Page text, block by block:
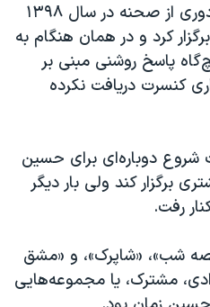
این خواننده پس از سال‌ها دوری از صحنه در سال ۱۳۹۸
کرد و در همان هنگام به
پاسخ روشنی مبنی بر
کنسرت دریافت نکرده
شروع دوباره‌ای برای حسین
برگزار کند ولی بار دیگر
رفت.
شب»، «شاپرک»، و «مشق
مشترک، یا مجموعه‌‌هایی